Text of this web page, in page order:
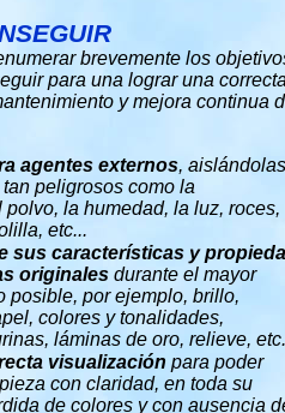
brevemente los
para una lograr una
y mejora continua
agentes externos,
peligrosos como la
la humedad, la luz, roces,
etc...
sus características y
originales durante el mayor
posible, por ejemplo, brillo,
colores y tonalidades,
láminas de oro, relieve,
visualización para poder
con claridad, en toda su
de colores y con ausencia